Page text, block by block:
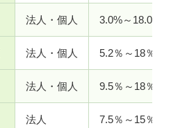
法人・個人 3.0%～18.0%
法人・個人 5.2％～18％
法人・個人 9.5％～18％
法人 7.5％～15％